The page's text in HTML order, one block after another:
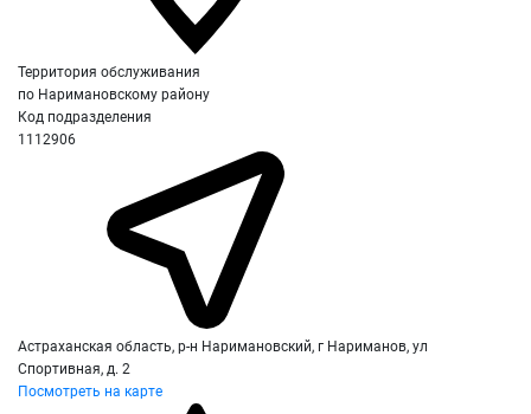
Территория обслуживания
по Наримановскому району
Код подразделения
1112906
Астраханская область, р-н Наримановский, г Нариманов, ул
Спортивная, д. 2
Посмотреть на карте